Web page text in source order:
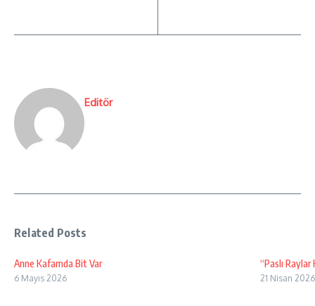
Editör
Related Posts
Anne Kafamda Bit Var
6 Mayıs 2026
“Paslı Raylar
21 Nisan 2026